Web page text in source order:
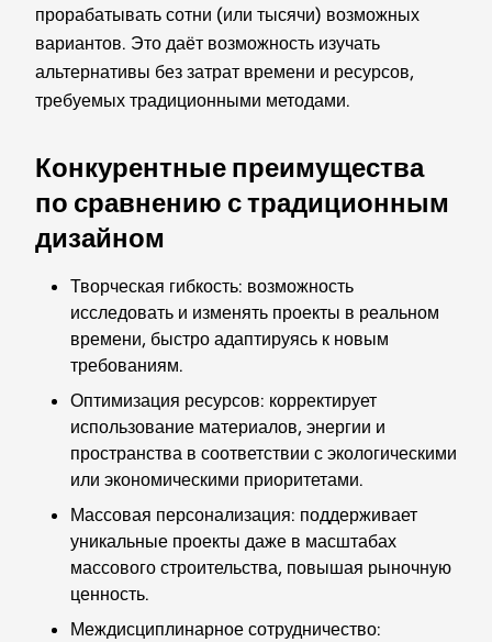
прорабатывать сотни (или тысячи) возможных
вариантов. Это даёт возможность изучать
альтернативы без затрат времени и ресурсов,
требуемых традиционными методами.
Конкурентные преимущества
по сравнению с традиционным
дизайном
Творческая гибкость: возможность
исследовать и изменять проекты в реальном
времени, быстро адаптируясь к новым
требованиям.
Оптимизация ресурсов: корректирует
использование материалов, энергии и
пространства в соответствии с экологическими
или экономическими приоритетами.
Массовая персонализация: поддерживает
уникальные проекты даже в масштабах
массового строительства, повышая рыночную
ценность.
Междисциплинарное сотрудничество: